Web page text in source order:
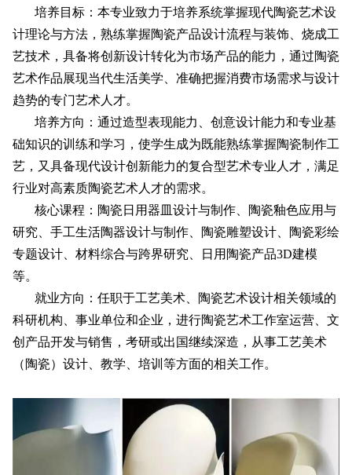
培养目标：本专业致力于培养系统掌握现代陶瓷艺术设
计理论与方法，熟练掌握陶瓷产品设计流程与装饰、烧成工
艺技术，具备将创新设计转化为市场产品的能力，通过陶瓷
艺术作品展现当代生活美学、准确把握消费市场需求与设计
趋势的专门艺术人才。
培养方向：通过造型表现能力、创意设计能力和专业基
础知识的训练和学习，使学生成为既能熟练掌握陶瓷制作工
艺，又具备现代设计创新能力的复合型艺术专业人才，满足
行业对高素质陶瓷艺术人才的需求。
核心课程：陶瓷日用器皿设计与制作、陶瓷釉色应用与
研究、手工生活陶器设计与制作、陶瓷雕塑设计、陶瓷彩绘
专题设计、材料综合与跨界研究、日用陶瓷产品3D建模
等。
就业方向：任职于工艺美术、陶瓷艺术设计相关领域的
科研机构、事业单位和企业，进行陶瓷艺术工作室运营、文
创产品开发与销售，考研或出国继续深造，从事工艺美术
（陶瓷）设计、教学、培训等方面的相关工作。